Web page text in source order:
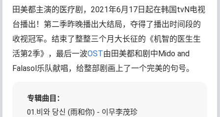
田美都主演的医疗剧，2021年6月17日起在韩国tvN电视
台播出！第二季昨晚播出大结局，夺得了播出时间段的
收视冠军。结束了整整三个月大长征的《机智的医生生
活第2季》，最后一波OST由田美都和剧中Mido and
Falasol乐队献唱，给整部剧画上了一个完美的句号。
专辑曲目：
01.비와 당신 (雨和你) - 이무李茂珍